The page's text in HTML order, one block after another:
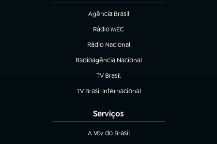
Agência Brasil
(abre em nova aba)
Rádio MEC
(abre em nova aba)
Rádio Nacional
Radioagência Nacional
(abre em nova aba)
TV Brasil
(abre em nova aba)
TV Brasil Internacional
(abre em nova aba)
Serviços
A Voz do Brasil
(abre em nova aba)